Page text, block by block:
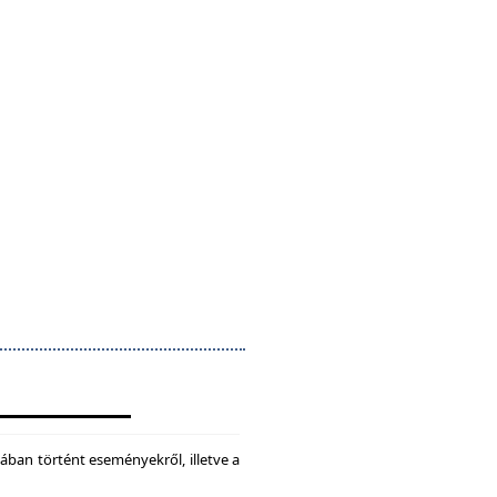
történt eseményekről, illetve a